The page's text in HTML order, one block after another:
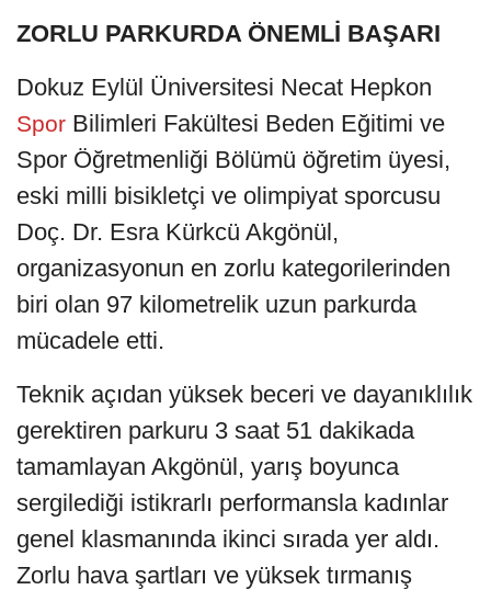
ZORLU PARKURDA ÖNEMLİ BAŞARI
Dokuz Eylül Üniversitesi Necat Hepkon
Spor Bilimleri Fakültesi Beden Eğitimi ve
Spor Öğretmenliği Bölümü öğretim üyesi,
eski milli bisikletçi ve olimpiyat sporcusu
Doç. Dr. Esra Kürkcü Akgönül,
organizasyonun en zorlu kategorilerinden
biri olan 97 kilometrelik uzun parkurda
mücadele etti.
Teknik açıdan yüksek beceri ve dayanıklılık
gerektiren parkuru 3 saat 51 dakikada
tamamlayan Akgönül, yarış boyunca
sergilediği istikrarlı performansla kadınlar
genel klasmanında ikinci sırada yer aldı.
Zorlu hava şartları ve yüksek tırmanış